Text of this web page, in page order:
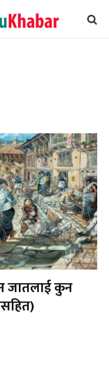
जातलाई कुन